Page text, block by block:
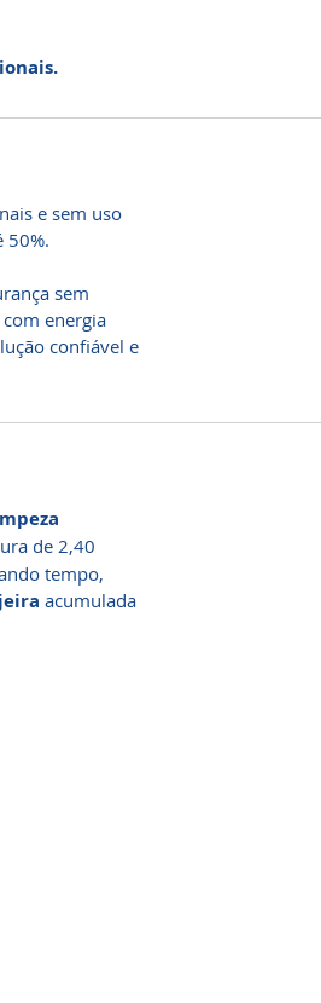
e sem uso
50%.
sem
energia
confiável e
de 2,40
tempo,
acumulada